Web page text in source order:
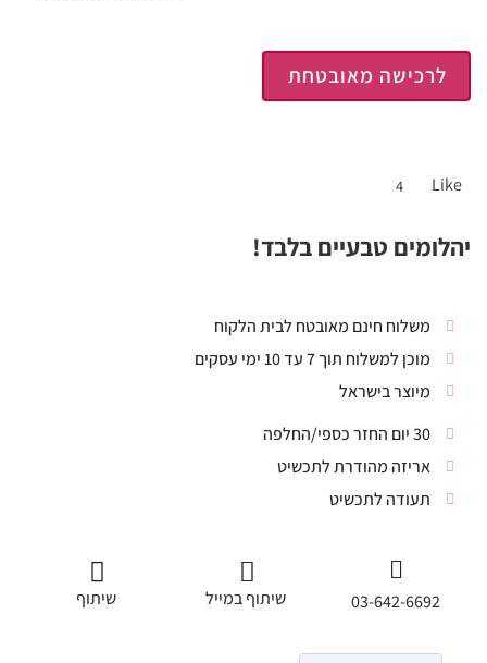
לרכישה מאובטחת
Like
4
יהלומים טבעיים בלבד!
משלוח חינם מאובטח לבית הלקוח
מוכן למשלוח תוך 7 עד 10 ימי עסקים
מיוצר בישראל
30 יום החזר כספי/החלפה
אריזה מהודרת לתכשיט
תעודה לתכשיט
03-642-6692 שיתוף במייל שיתוף